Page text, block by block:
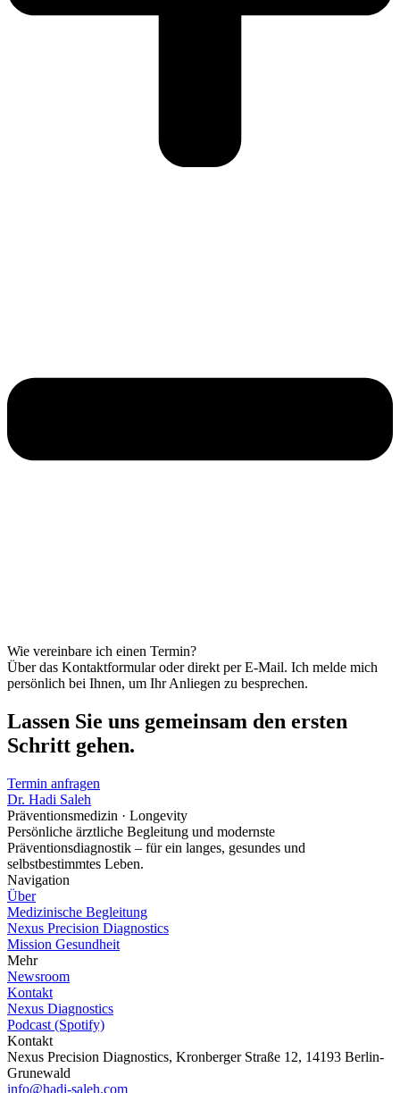
Wie vereinbare ich einen Termin?
Über das Kontaktformular oder direkt per E-Mail. Ich melde mich
persönlich bei Ihnen, um Ihr Anliegen zu besprechen.
Lassen Sie uns gemeinsam den ersten
Schritt gehen.
Termin anfragen
Dr. Hadi Saleh
Präventionsmedizin · Longevity
Persönliche ärztliche Begleitung und modernste
Präventionsdiagnostik – für ein langes, gesundes und
selbstbestimmtes Leben.
Navigation
Über
Medizinische Begleitung
Nexus Precision Diagnostics
Mission Gesundheit
Mehr
Newsroom
Kontakt
Nexus Diagnostics
Podcast (Spotify)
Kontakt
Nexus Precision Diagnostics, Kronberger Straße 12, 14193 Berlin-
Grunewald
info@hadi-saleh.com